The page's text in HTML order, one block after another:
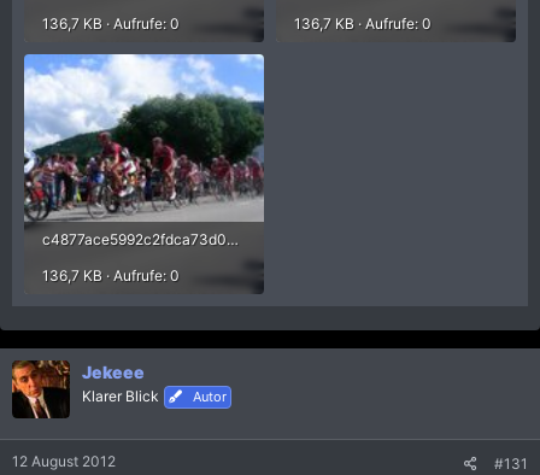
136,7 KB · Aufrufe: 0
136,7 KB · Aufrufe: 0
c4877ace5992c2fdca73d0cba152e311.jpg
136,7 KB · Aufrufe: 0
Jekeee
Klarer Blick Autor
12 August 2012 #131